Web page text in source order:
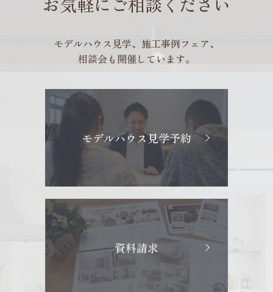
モデルハウス見学、施工事例フェア、
相談会も開催しています。
モデルハウス見学予約
資料請求